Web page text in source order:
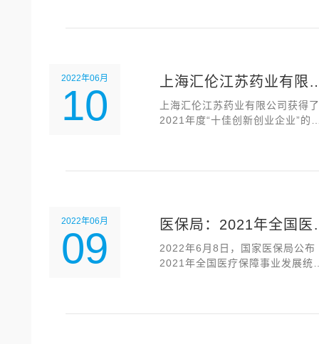
2022年06月
10
上海汇伦江苏药业有限
司荣获2021年度“十佳创
新创业企业”
上海汇伦江苏药业有限公司获得了
2021年度“十佳创新创业企业”的
2022年06月
09
医保局：2021年全国医
保障事业发展统计公报
2022年6月8日，国家医保局公布
2021年全国医疗保障事业发展统